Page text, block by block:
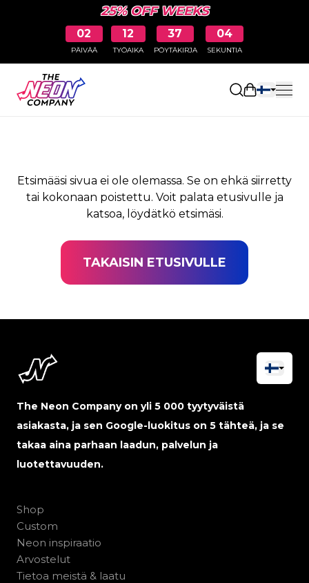
25% OFF WEEKS
02
PÄIVÄÄ
12
TYÖAIKA
37
PÖYTÄKIRJA
04
SEKUNTIA
Avaa
SIVUA EI LÖYDY
Etsimääsi sivua ei ole olemassa. Se on ehkä siirretty
tai kokonaan poistettu. Voit palata etusivulle ja
katsoa, löydätkö etsimäsi.
TAKAISIN ETUSIVULLE
The Neon Company on yli 5 000 tyytyväistä
asiakasta, ja sen Google-luokitus on 5 tähteä, ja se
takaa aina parhaan laadun, palvelun ja
luotettavuuden.
Shop
Custom
Neon inspiraatio
Arvostelut
Tietoa meistä & laatu